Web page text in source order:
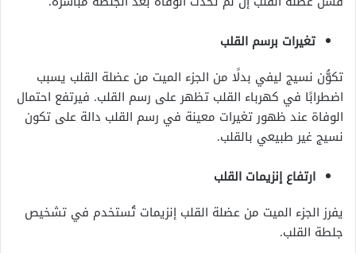
تغيرات برسم القلب
تكوُّن نسيج ليفي بدلًا من الجزء الميت من عضلة القلب يسبب
اضطرابًا في كهرباء القلب تظهر على رسم القلب. فيرتفع احتمال
الوفاة عند ظهور تغيرات معينة في رسم القلب دالة على تكون
نسيج غير طبيعي بالقلب.
ارتفاع إنزيمات القلب
يفرز الجزء الميت من عضلة القلب إنزيمات تُستخدم في تشخيص
جلطة القلب.